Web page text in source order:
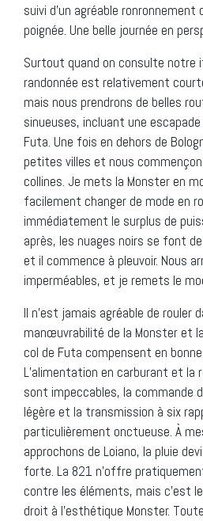
suivi d’un agréable ronronnement
poignée. Une belle journée en
Surtout quand on consulte notre
randonnée est relativement
mais nous prendrons de belles
sinueuses, incluant une
Futa. Une fois en dehors de
petites villes et nous
collines. Je mets la Monster en
facilement changer de mode en
immédiatement le surplus de
après, les nuages noirs se font
et il commence à pleuvoir. Nous
imperméables, et je remets le
Il n’est jamais agréable de rouler
manœuvrabilité de la Monster et
col de Futa compensent en
L’alimentation en carburant et la
sont impeccables, la commande
légère et la transmission à six
particulièrement onctueuse. À
approchons de Loiano, la pluie
forte. La 821 n’offre
contre les éléments, mais c’est
droit à l’esthétique Monster.